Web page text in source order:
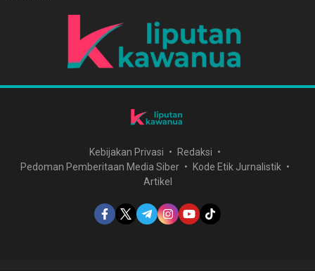
Kebijakan Privasi
Redaksi
Pedoman Pemberitaan Media Siber
Kode Etik Jurnalistik
Artikel